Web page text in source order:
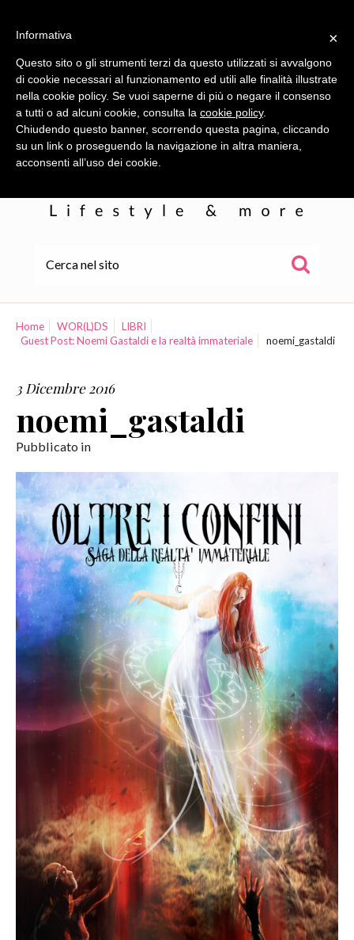
WOR(L)DS
COLLABORAZIONI
CONTATTI
Home WOR(L)DS
LIBRI
Guest Post: Noemi Gastaldi e la realtà immateriale
noemi_gastaldi
3 Dicembre 2016
noemi_gastaldi
Pubblicato in
×
Informativa
Questo sito o gli strumenti terzi da questo utilizzati si avvalgono
di cookie necessari al funzionamento ed utili alle finalità illustrate
nella cookie policy. Se vuoi saperne di più o negare il consenso
a tutti o ad alcuni cookie, consulta la cookie policy.
Chiudendo questo banner, scorrendo questa pagina, cliccando
su un link o proseguendo la navigazione in altra maniera,
acconsenti all’uso dei cookie.